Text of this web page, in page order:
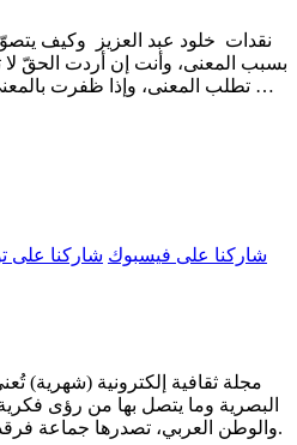
نقدات خلود عبد العزيز وكيف
بسبب المعنى، وأنت إن أردت الحقّ لا
تطلب المعنى، وإذا ظفرت بالمعنى، فاللفظ معك وإزاء ن …
شاركنا على فيسبوك شاركنا على
مجلة ثقافية إلكترونية (شهرية)
البصرية وما يتصل بها من رؤى
والوطن العربي، تصدرها جماعة فرقد الإبداعية_نادي الطائف الأدبي.